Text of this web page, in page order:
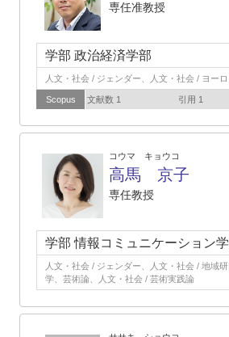
専任准教授
学部 政治経済学部
人文・社会 / ジェンダー、人文・社会 / ヨー
Scopus 文献数 1 引用 1
コウマ キョウコ
高馬 京子
専任教授
学部 情報コミュニケーション
人文・社会 / ジェンダー、人文・社会 / 地域
学、芸術論、人文・社会 / 芸術実践論